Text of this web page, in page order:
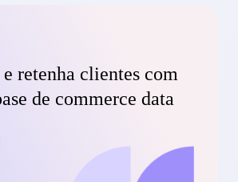
retenha clientes com
de commerce data